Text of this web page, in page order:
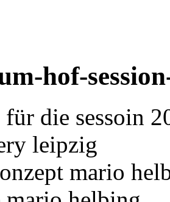
hof-
für die sessoin
leipzig
mario